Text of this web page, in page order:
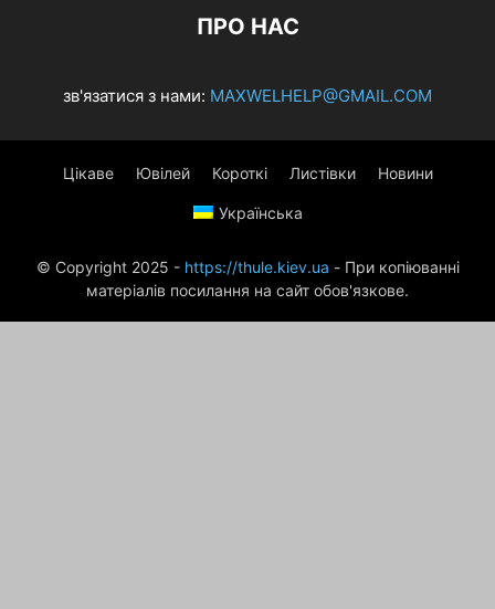
ПРО НАС
зв'язатися з нами: MAXWELHELP@GMAIL.COM
Цікаве Ювілей Короткі Листівки Новини
Українська
© Copyright 2025 - https://thule.kiev.ua - При копіюванні
матеріалів посилання на сайт обов'язкове.